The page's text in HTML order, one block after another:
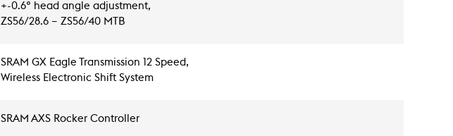
+-0.6° head angle adjustment,
ZS56/28.6 – ZS56/40 MTB
SRAM GX Eagle Transmission 12 Speed,
Wireless Electronic Shift System
SRAM AXS Rocker Controller